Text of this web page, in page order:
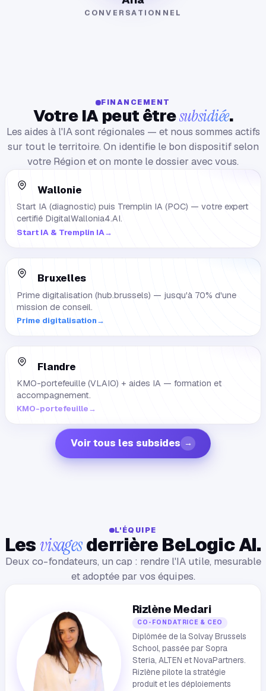
CONVERSATIONNEL
FINANCEMENT
Votre IA peut êtresubsidiée.
Les aides à l'IA sont régionales — et nous sommes actifs
sur tout le territoire. On identifie le bon dispositif selon
votre Région et on monte le dossier avec vous.
Wallonie
Start IA (diagnostic) puis Tremplin IA (POC) — votre expert
certifié DigitalWallonia4.AI.
Start IA & Tremplin IA→
Bruxelles
Prime digitalisation (hub.brussels) — jusqu'à 70% d'une
mission de conseil.
Prime digitalisation→
Flandre
KMO-portefeuille (VLAIO) + aides IA — formation et
accompagnement.
KMO-portefeuille→
Voir tous les subsides →
L'ÉQUIPE
Lesvisagesderrière BeLogic AI.
Deux co-fondateurs, un cap : rendre l'IA utile, mesurable
et adoptée par vos équipes.
Rizlène Medari
CO-FONDATRICE & CEO
Diplômée de la Solvay Brussels
School, passée par Sopra
Steria, ALTEN et NovaPartners.
Rizlène pilote la stratégie
produit et les déploiements